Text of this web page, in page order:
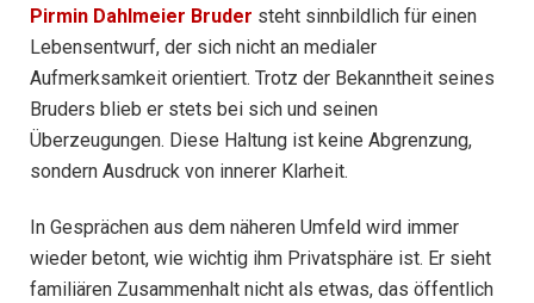
Pirmin Dahlmeier Bruder steht sinnbildlich für einen
Lebensentwurf, der sich nicht an medialer
Aufmerksamkeit orientiert. Trotz der Bekanntheit seines
Bruders blieb er stets bei sich und seinen
Überzeugungen. Diese Haltung ist keine Abgrenzung,
sondern Ausdruck von innerer Klarheit.
In Gesprächen aus dem näheren Umfeld wird immer
wieder betont, wie wichtig ihm Privatsphäre ist. Er sieht
familiären Zusammenhalt nicht als etwas, das öffentlich